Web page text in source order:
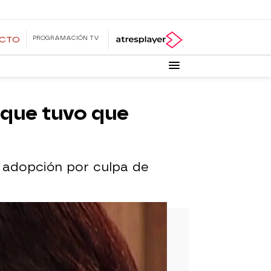
PROGRAMACIÓN TV
tuvo que
por culpa de